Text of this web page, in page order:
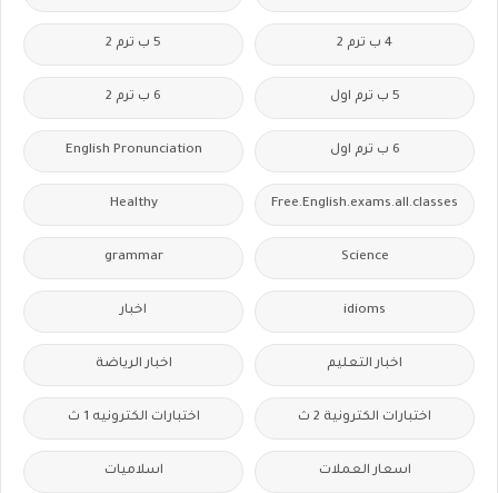
4 ب ترم 2 5 ب ترم 2
5 ب ترم اول 6 ب ترم 2
6 ب ترم اول English Pronunciation
Free.English.exams.all.classes
Healthy
Science
grammar
idioms اخبار
اخبار التعليم اخبار الرياضة
اختبارات الكترونية 2 ث اختبارات الكترونيه 1 ث
اسعار العملات اسلاميات